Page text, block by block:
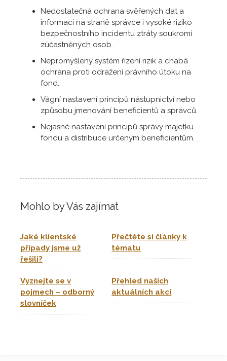
Nedostatečná ochrana svěřených dat a
informací na straně správce i vysoké riziko
bezpečnostního incidentu ztráty soukromí
zúčastněných osob.
Nepromyšlený systém řízení rizik a chabá
ochrana proti odražení právního útoku na
fond.
Vágní nastavení principů nástupnictví nebo
způsobu jmenování beneficientů a správců.
Nejasné nastavení principů správy majetku
fondu a distribuce určeným beneficientům.
Mohlo by Vás zajímat
Jaké klientské
případy jsme už
řešili?
Přečtěte si články k
tématu
Vyznejte se v
pojmech – odborný
slovníček
Přehled našich
aktuálních akcí